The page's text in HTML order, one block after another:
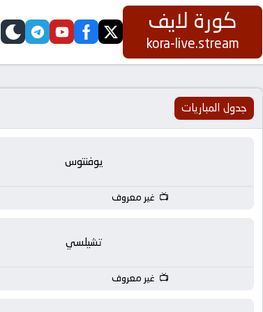
كورة
لايف
كورة لايف
kora-live.stream
twitter
facebook
youtube
telegram
skin
جدول المباريات
يوفنتوس
غير معروف
تشيلسي
غير معروف